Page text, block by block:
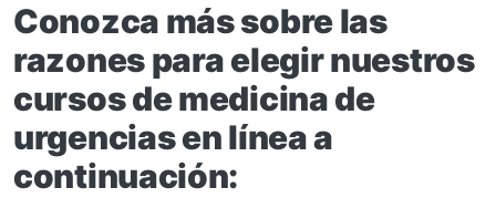
Conozca más sobre las
razones para elegir nuestros
cursos de medicina de
urgencias en línea a
continuación: